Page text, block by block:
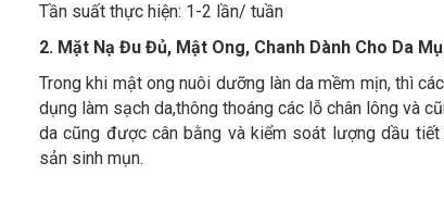
Tần suất thực hiện: 1-2 lần/ tuần
2. Mặt Nạ Đu Đủ, Mật Ong, Chanh Dành Cho Da
Trong khi mật ong nuôi dưỡng làn da mềm mịn, thì
dụng làm sạch da,thông thoáng các lỗ chân lông và
da cũng được cân bằng và kiểm soát lượng dầu
sản sinh mụn.